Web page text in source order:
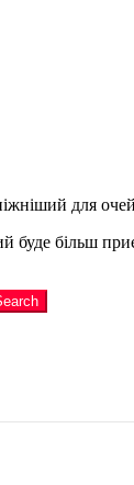
для
буде більш